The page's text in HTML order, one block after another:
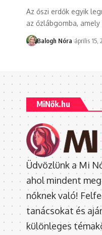
Az őszi erdők egyik
az őzlábgomba, amely
Balogh Nóra április 15,
MiNők.hu
Üdvözlünk a Mi
ahol mindent
nőknek való!
tanácsokat és
különleges